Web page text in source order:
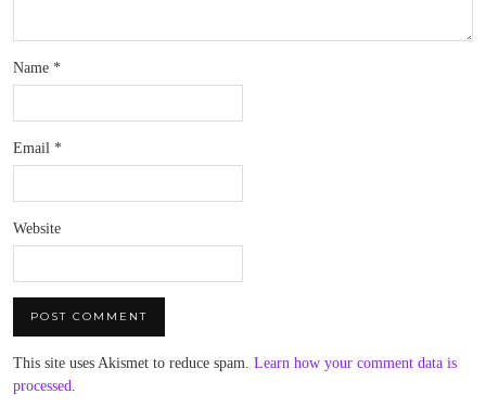
Name *
Email *
Website
This site uses Akismet to reduce spam. Learn how your comment data is
processed.